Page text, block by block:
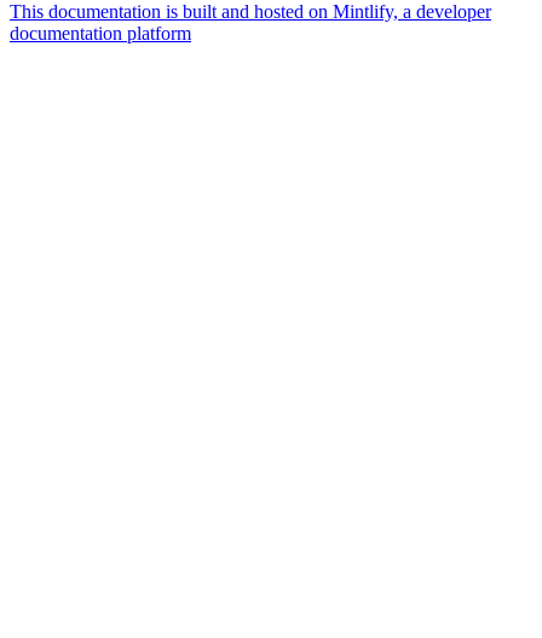
This documentation is built and hosted on Mintlify, a developer
documentation platform